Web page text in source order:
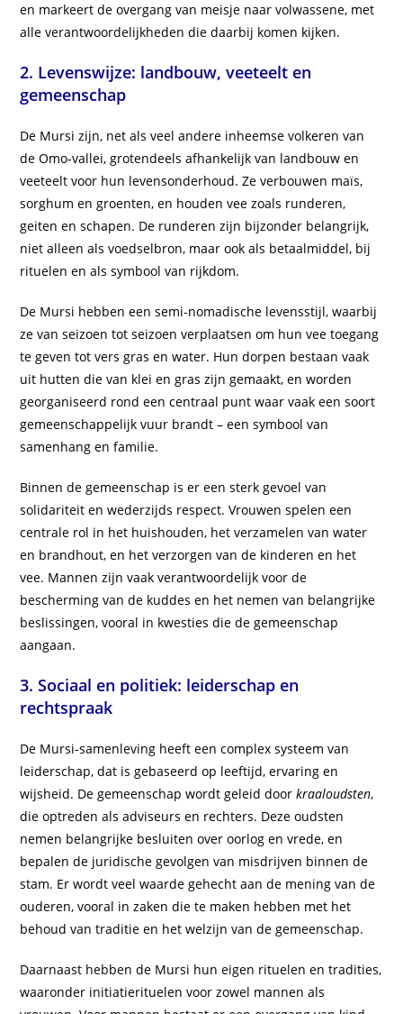
en markeert de overgang van meisje naar volwassene, met
alle verantwoordelijkheden die daarbij komen kijken.
2. Levenswijze: landbouw, veeteelt en
gemeenschap
De Mursi zijn, net als veel andere inheemse volkeren van
de Omo-vallei, grotendeels afhankelijk van landbouw en
veeteelt voor hun levensonderhoud. Ze verbouwen maïs,
sorghum en groenten, en houden vee zoals runderen,
geiten en schapen. De runderen zijn bijzonder belangrijk,
niet alleen als voedselbron, maar ook als betaalmiddel, bij
rituelen en als symbool van rijkdom.
De Mursi hebben een semi-nomadische levensstijl, waarbij
ze van seizoen tot seizoen verplaatsen om hun vee toegang
te geven tot vers gras en water. Hun dorpen bestaan vaak
uit hutten die van klei en gras zijn gemaakt, en worden
georganiseerd rond een centraal punt waar vaak een soort
gemeenschappelijk vuur brandt – een symbool van
samenhang en familie.
Binnen de gemeenschap is er een sterk gevoel van
solidariteit en wederzijds respect. Vrouwen spelen een
centrale rol in het huishouden, het verzamelen van water
en brandhout, en het verzorgen van de kinderen en het
vee. Mannen zijn vaak verantwoordelijk voor de
bescherming van de kuddes en het nemen van belangrijke
beslissingen, vooral in kwesties die de gemeenschap
aangaan.
3. Sociaal en politiek: leiderschap en
rechtspraak
De Mursi-samenleving heeft een complex systeem van
leiderschap, dat is gebaseerd op leeftijd, ervaring en
wijsheid. De gemeenschap wordt geleid doorkraaloudsten,
die optreden als adviseurs en rechters. Deze oudsten
nemen belangrijke besluiten over oorlog en vrede, en
bepalen de juridische gevolgen van misdrijven binnen de
stam. Er wordt veel waarde gehecht aan de mening van de
ouderen, vooral in zaken die te maken hebben met het
behoud van traditie en het welzijn van de gemeenschap.
Daarnaast hebben de Mursi hun eigen rituelen en tradities,
waaronder initiatierituelen voor zowel mannen als